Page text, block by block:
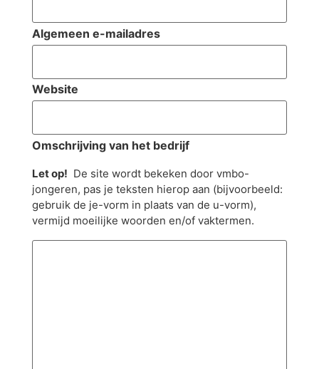
Algemeen e-mailadres
Website
Omschrijving van het bedrijf
Let op! De site wordt bekeken door vmbo-
jongeren, pas je teksten hierop aan (bijvoorbeeld:
gebruik de je-vorm in plaats van de u-vorm),
vermijd moeilijke woorden en/of vaktermen.